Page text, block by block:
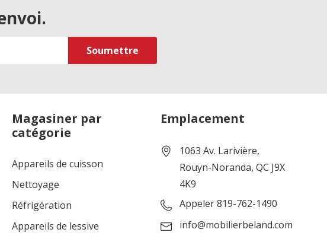
Magasiner par
catégorie
Appareils de cuisson
Nettoyage
Réfrigération
Appareils de lessive
Emplacement
1063 Av. Larivière,
Rouyn-Noranda, QC J9X
4K9
Appeler 819-762-1490
info@mobilierbeland.com